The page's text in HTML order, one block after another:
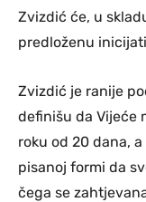
Zvizdić će, u
predloženu
Zvizdić je ranije
definišu da Vijeće
roku od 20 dana,
pisanoj formi da
čega se